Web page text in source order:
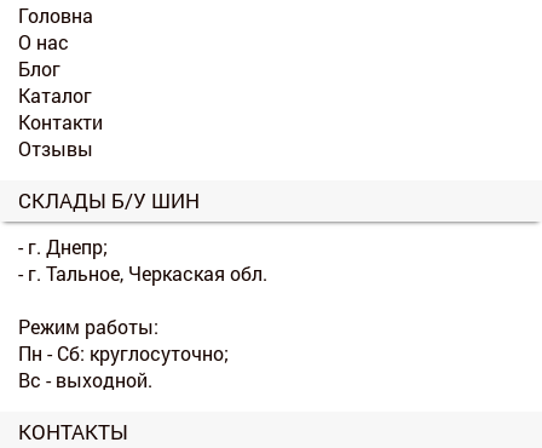
Головна
О нас
Блог
Каталог
Контакти
Отзывы
СКЛАДЫ Б/У ШИН
- г. Днепр;
- г. Тальное, Черкаская обл.
Режим работы:
Пн - Сб: круглосуточно;
Вс - выходной.
КОНТАКТЫ